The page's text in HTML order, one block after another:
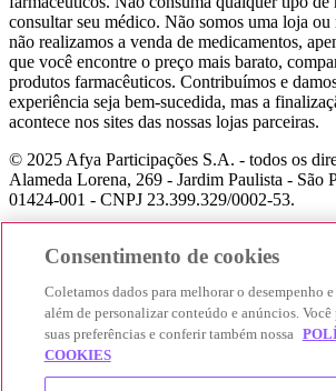
consultar seu médico. Não somos uma loja ou
não realizamos a venda de medicamentos,
que você encontre o preço mais barato,
produtos farmacêuticos. Contribuímos e
experiência seja bem-sucedida, mas a
acontece nos sites das nossas lojas parceiras.
© 2025 Afya Participações S.A. - todos os
Alameda Lorena, 269 - Jardim Paulista - São
01424-001 - CNPJ 23.399.329/0002-53.
Consentimento de cookies
Coletamos dados para melhorar o desempenho
além de personalizar conteúdo e anúncios.
suas preferências e conferir também nossa
COOKIES